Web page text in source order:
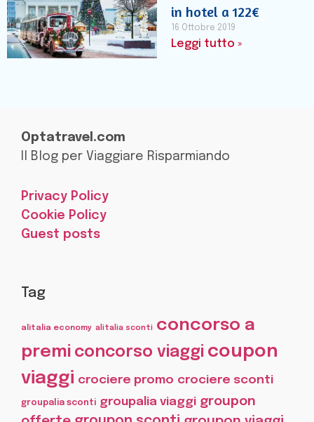
in hotel a 122€
16 Ottobre 2019
Leggi tutto »
Optatravel.com
Il Blog per Viaggiare Risparmiando
Privacy Policy
Cookie Policy
Guest posts
Tag
alitalia economy alitalia sconti concorso a
premi concorso viaggi coupon
viaggi crociere promo crociere sconti
groupalia sconti groupalia viaggi groupon